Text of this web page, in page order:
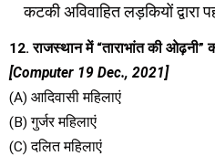
कटकी अविवाहित लड़कियों द्वारा
12. राजस्थान में “ताराभांत की
[Computer 19 Dec., 2021]
(A) आदिवासी महिलाएं
(B) गुर्जर महिलाएं
(C) दलित महिलाएं